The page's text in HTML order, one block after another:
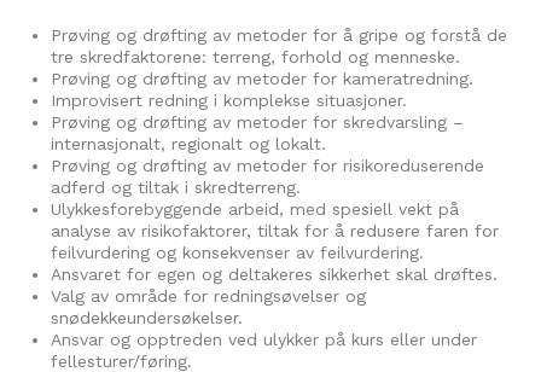
Prøving og drøfting av metoder for å gripe og forstå de
tre skredfaktorene: terreng, forhold og menneske.
Prøving og drøfting av metoder for kameratredning.
Improvisert redning i komplekse situasjoner.
Prøving og drøfting av metoder for skredvarsling –
internasjonalt, regionalt og lokalt.
Prøving og drøfting av metoder for risikoreduserende
adferd og tiltak i skredterreng.
Ulykkesforebyggende arbeid, med spesiell vekt på
analyse av risikofaktorer, tiltak for å redusere faren for
feilvurdering og konsekvenser av feilvurdering.
Ansvaret for egen og deltakeres sikkerhet skal drøftes.
Valg av område for redningsøvelser og
snødekkeundersøkelser.
Ansvar og opptreden ved ulykker på kurs eller under
fellesturer/føring.